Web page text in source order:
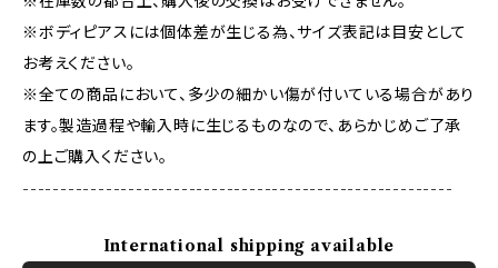
※ボディピアスには個体差が生じる為、サイズ表記は目安として
お考えください。
※全ての商品において、多少の細かい傷が付いている場合があり
ます。製造過程や輸入時に生じるものなので、あらかじめご了承
の上ご購入ください。
---------------------------------------------------------
International shipping available